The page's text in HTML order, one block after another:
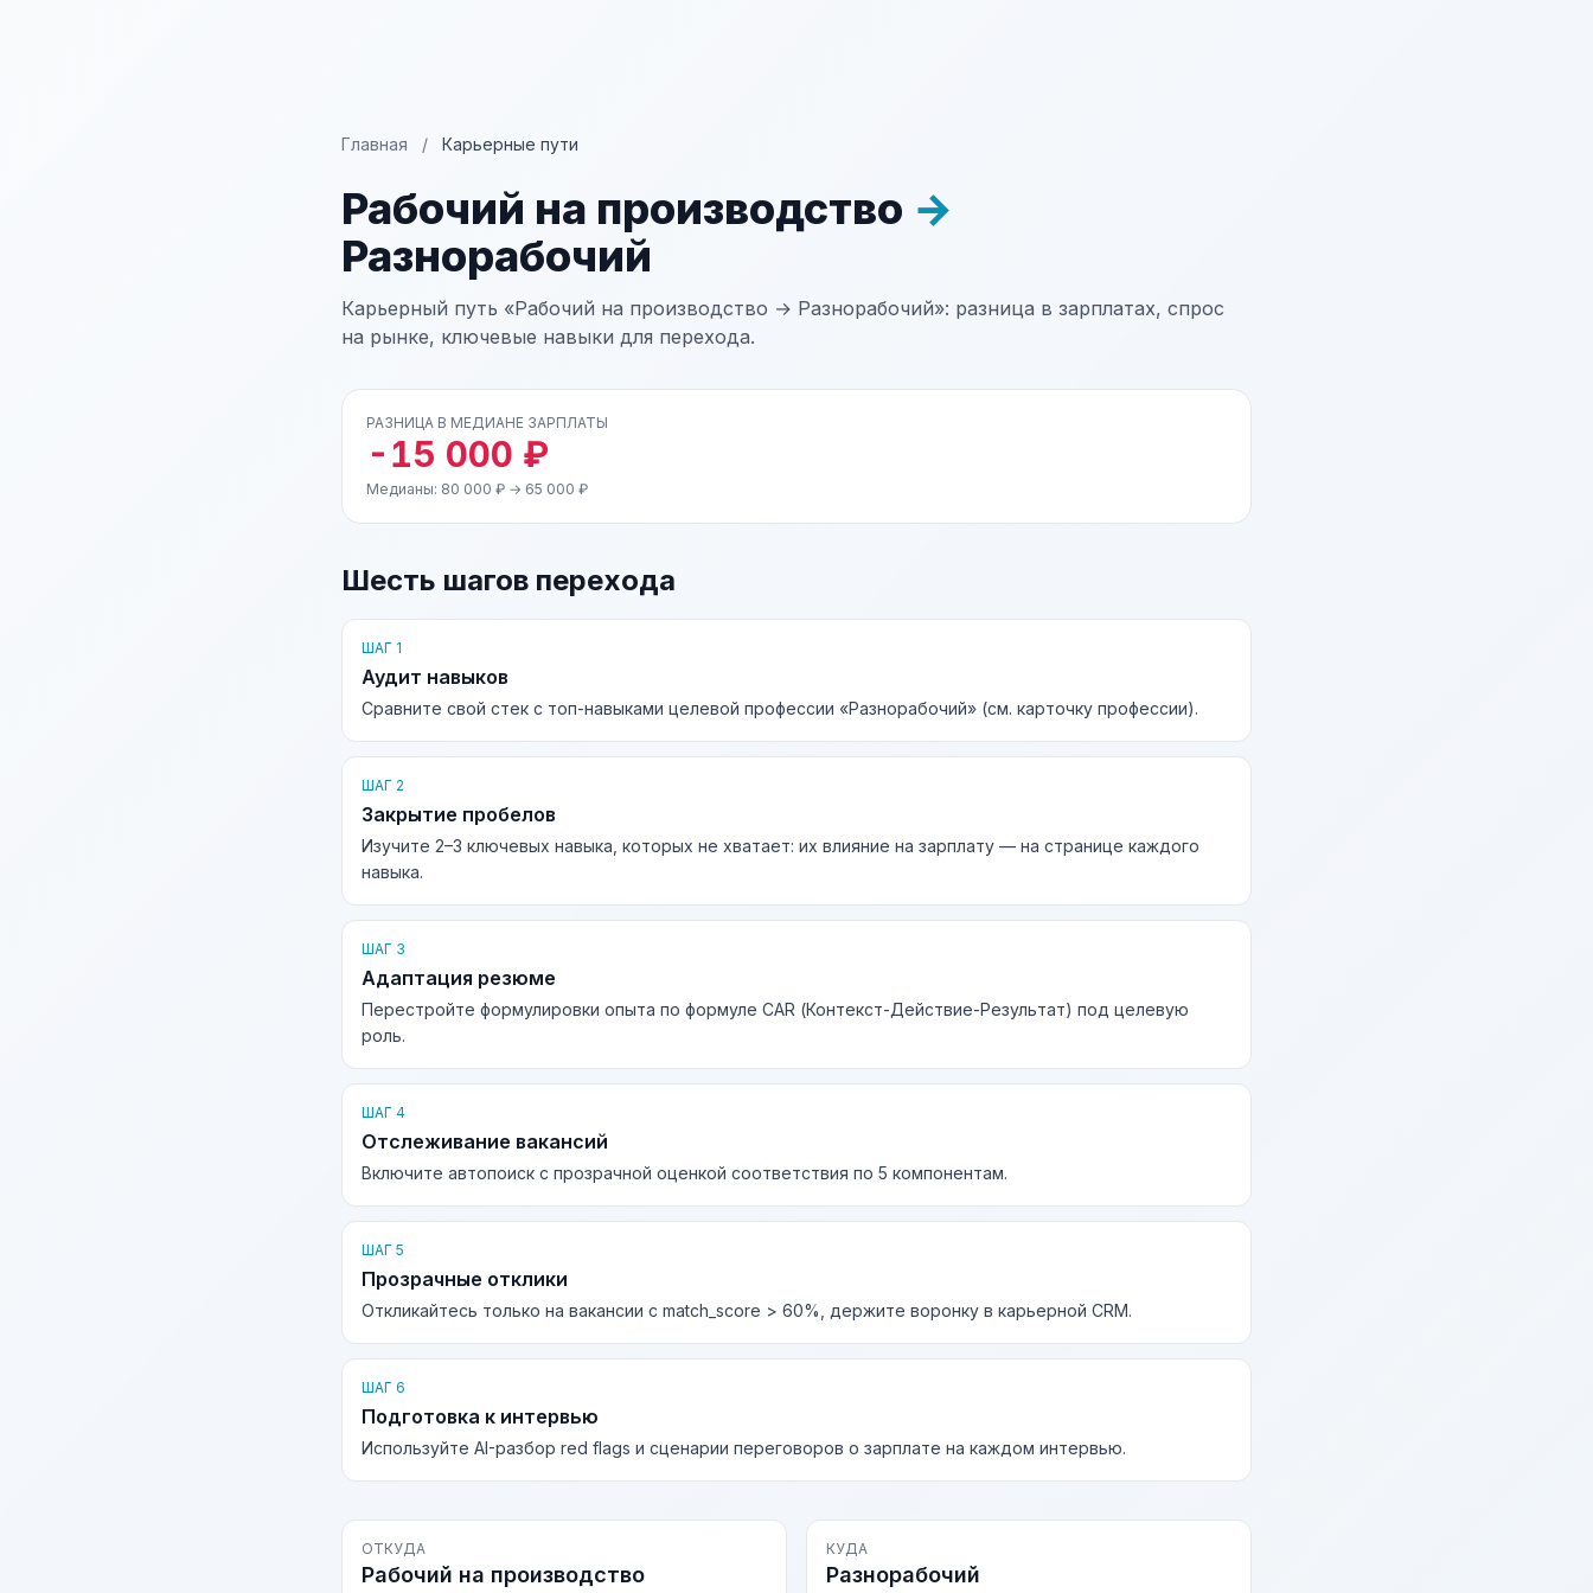
Главная / Карьерные пути
Рабочий на производство →
Разнорабочий
Карьерный путь «Рабочий на производство → Разнорабочий»: разница в зарплатах, спрос
на рынке, ключевые навыки для перехода.
РАЗНИЦА В МЕДИАНЕ ЗАРПЛАТЫ
-15 000 ₽
Медианы: 80 000 ₽ → 65 000 ₽
Шесть шагов перехода
ШАГ 1
Аудит навыков
Сравните свой стек с топ-навыками целевой профессии «Разнорабочий» (см. карточку профессии).
ШАГ 2
Закрытие пробелов
Изучите 2–3 ключевых навыка, которых не хватает: их влияние на зарплату — на странице каждого
навыка.
ШАГ 3
Адаптация резюме
Перестройте формулировки опыта по формуле CAR (Контекст-Действие-Результат) под целевую
роль.
ШАГ 4
Отслеживание вакансий
Включите автопоиск с прозрачной оценкой соответствия по 5 компонентам.
ШАГ 5
Прозрачные отклики
Откликайтесь только на вакансии с match_score > 60%, держите воронку в карьерной CRM.
ШАГ 6
Подготовка к интервью
Используйте AI-разбор red flags и сценарии переговоров о зарплате на каждом интервью.
ОТКУДА
Рабочий на производство
КУДА
Разнорабочий